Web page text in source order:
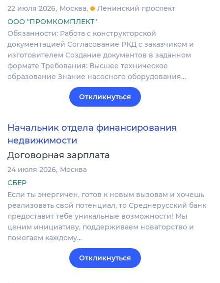
22 июля 2026 Москва
Ленинский проспект
ООО "ПРОМКОМПЛЕКТ"
Обязанности: Работа с конструкторской
документацией Согласование РКД с заказчиком и
изготовителем Создание документов в заданном
формате Требования: Высшее техническое
образование Знание насосного оборудования…
Откликнуться
Начальник отдела финансирования
недвижимости
Договорная зарплата
24 июля 2026 Москва
СБЕР
Если ты энергичен, готов к новым вызовам и хочешь
реализовать свой потенциал, то Среднерусский банк
предоставит тебе уникальные возможности! Мы
ценим инициативу, поддерживаем новаторство и
помогаем каждому…
Откликнуться